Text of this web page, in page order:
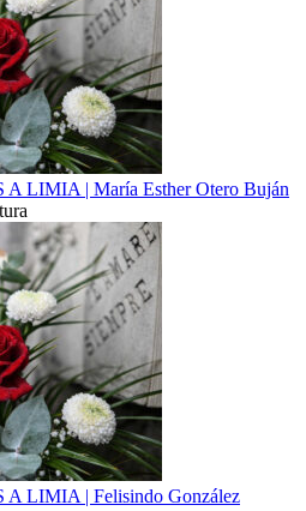
A LIMIA | María Esther Otero Buján
A LIMIA | Felisindo González